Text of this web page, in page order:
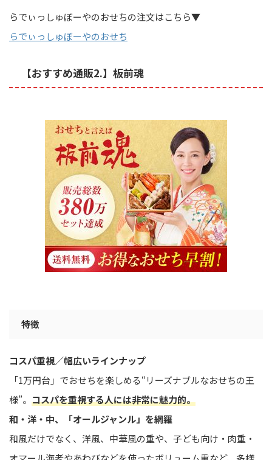
らでぃっしゅぼーやのおせちの注文はこちら▼
らでぃっしゅぼーやのおせち
【おすすめ通販2.】板前魂
特徴
コスパ重視／幅広いラインナップ
「1万円台」でおせちを楽しめる“リーズナブルなおせちの王
様”。 コスパを重視する人には非常に魅力的。
和・洋・中、「オールジャンル」を網羅
和風だけでなく、洋風、中華風の重や、子ども向け・肉重・